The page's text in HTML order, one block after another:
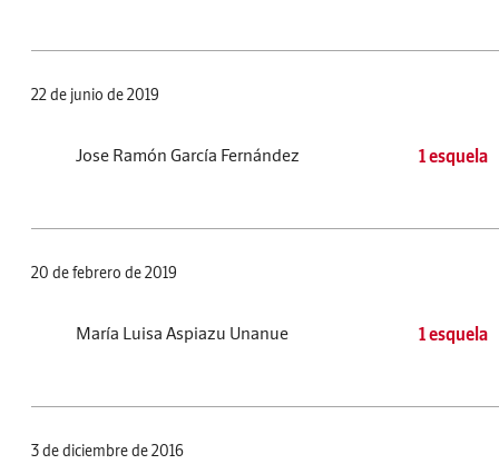
22 de junio de 2019
Jose Ramón García Fernández 1 esquela
20 de febrero de 2019
María Luisa Aspiazu Unanue 1 esquela
3 de diciembre de 2016